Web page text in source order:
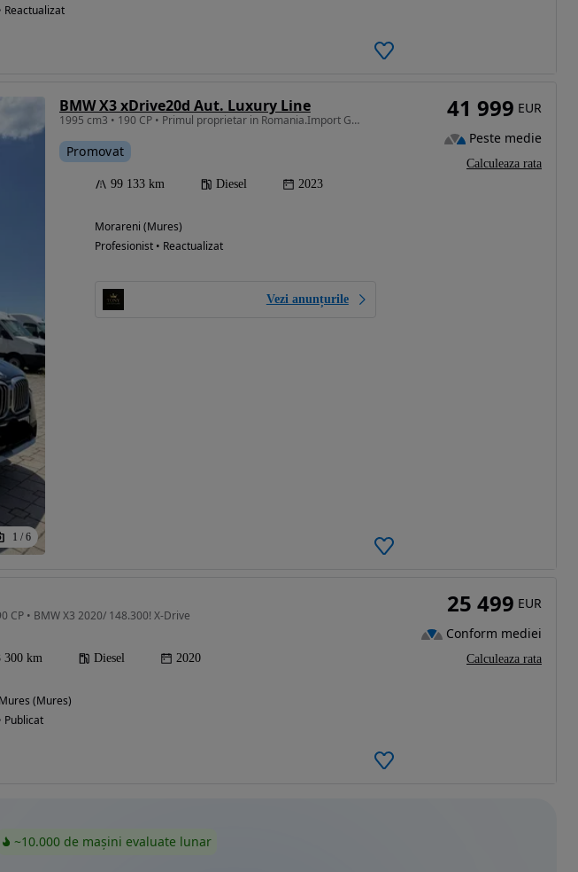
Reactualizat
1 / 6
BMW X3 xDrive20d Aut. Luxury Line
1995 cm3 • 190 CP • Primul proprietar in Romania.Import Germania
Promovat
99 133 km Diesel 2023
Morareni (Mures)
Profesionist • Reactualizat
Vezi anunțurile
41 999 EUR
Peste medie
Calculeaza rata
CP • BMW X3 2020/ 148.300! X-Drive
300 km Diesel 2020
(Mures)
Publicat
25 499 EUR
Conform mediei
Calculeaza rata
~10.000 de mașini evaluate lunar